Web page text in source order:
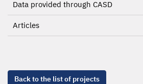
Data provided through CASD
Articles
Back to the list of projects